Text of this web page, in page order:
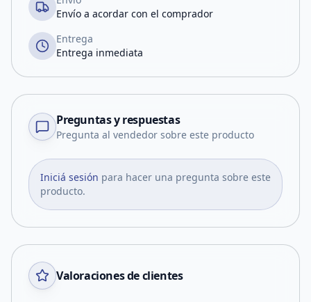
Envío a acordar con el comprador
Entrega
Entrega inmediata
Preguntas y respuestas
Pregunta al vendedor sobre este producto
Iniciá sesión para hacer una pregunta sobre este
producto.
Valoraciones de clientes